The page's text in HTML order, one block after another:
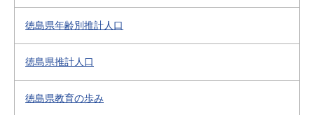
徳島県年齢別推計人口
徳島県推計人口
徳島県教育の歩み